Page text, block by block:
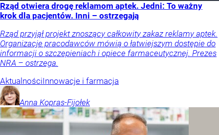
Rząd otwiera drogę reklamom aptek. Jedni: To ważny
krok dla pacjentów. Inni – ostrzegają
Rząd przyjął projekt znoszący całkowity zakaz reklamy aptek.
Organizacje pracodawców mówią o łatwiejszym dostępie do
informacji o szczepieniach i opiece farmaceutycznej. Prezes
NRA – ostrzega.
AktualnościInnowacje i farmacja
Anna Kopras-Fijołek